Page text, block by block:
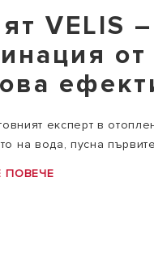
VELIS
от
експерт в
на вода, пусна
ПОВЕЧЕ